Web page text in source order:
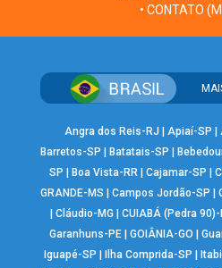
• CONTATO
Angra dos Reis-RJ Apiaí-SP
Barretos-SP
Batatais-SP
SP
Boa Vista-RR |Cajamar-SP |
GRANDE-MS
Campos Jordão-SP
Cláudio-MG CUIABÁ (Pedra 90)-
Garanhuns-PE |GOIÂNIA-GO |
Iguapé-SP
Ilha Comprida-SP